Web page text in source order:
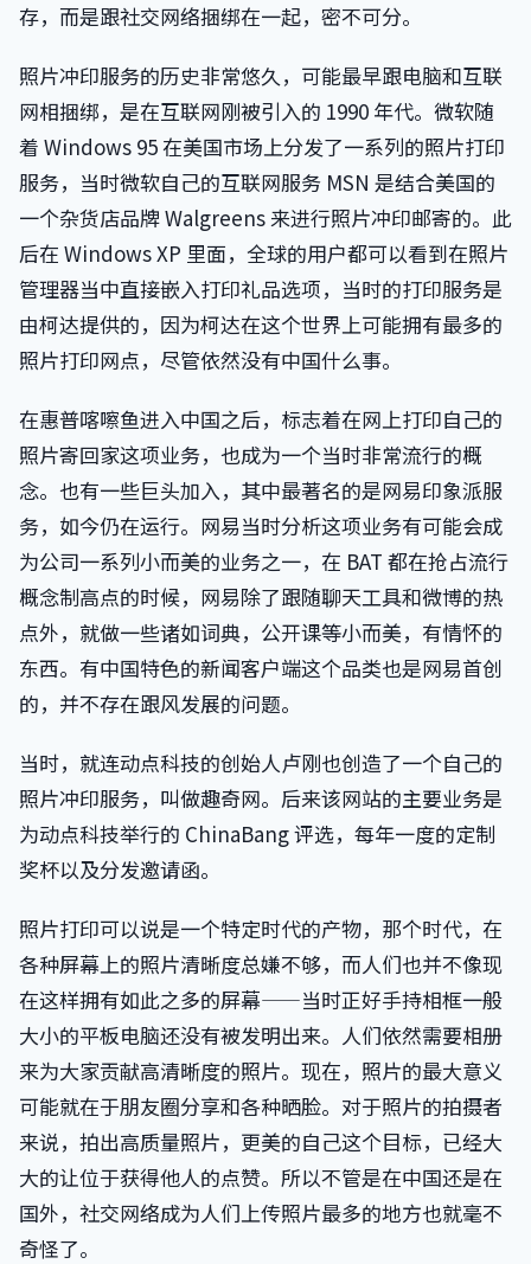
存，而是跟社交网络捆绑在一起，密不可分。
照片冲印服务的历史非常悠久，可能最早跟电脑和互联
网相捆绑，是在互联网刚被引入的 1990 年代。微软随
着 Windows 95 在美国市场上分发了一系列的照片打印
服务，当时微软自己的互联网服务 MSN 是结合美国的
一个杂货店品牌 Walgreens 来进行照片冲印邮寄的。此
后在 Windows XP 里面，全球的用户都可以看到在照片
管理器当中直接嵌入打印礼品选项，当时的打印服务是
由柯达提供的，因为柯达在这个世界上可能拥有最多的
照片打印网点，尽管依然没有中国什么事。
在惠普喀嚓鱼进入中国之后，标志着在网上打印自己的
照片寄回家这项业务，也成为一个当时非常流行的概
念。也有一些巨头加入，其中最著名的是网易印象派服
务，如今仍在运行。网易当时分析这项业务有可能会成
为公司一系列小而美的业务之一，在 BAT 都在抢占流行
概念制高点的时候，网易除了跟随聊天工具和微博的热
点外，就做一些诸如词典，公开课等小而美，有情怀的
东西。有中国特色的新闻客户端这个品类也是网易首创
的，并不存在跟风发展的问题。
当时，就连动点科技的创始人卢刚也创造了一个自己的
照片冲印服务，叫做趣奇网。后来该网站的主要业务是
为动点科技举行的 ChinaBang 评选，每年一度的定制
奖杯以及分发邀请函。
照片打印可以说是一个特定时代的产物，那个时代，在
各种屏幕上的照片清晰度总嫌不够，而人们也并不像现
在这样拥有如此之多的屏幕——当时正好手持相框一般
大小的平板电脑还没有被发明出来。人们依然需要相册
来为大家贡献高清晰度的照片。现在，照片的最大意义
可能就在于朋友圈分享和各种晒脸。对于照片的拍摄者
来说，拍出高质量照片，更美的自己这个目标，已经大
大的让位于获得他人的点赞。所以不管是在中国还是在
国外，社交网络成为人们上传照片最多的地方也就毫不
奇怪了。